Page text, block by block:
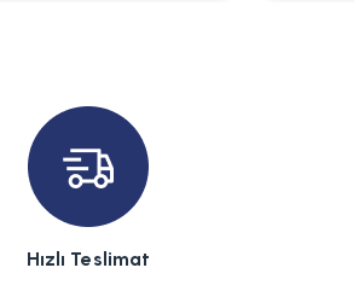
Hızlı Teslimat